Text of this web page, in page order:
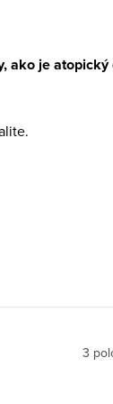
ako je atopický
3